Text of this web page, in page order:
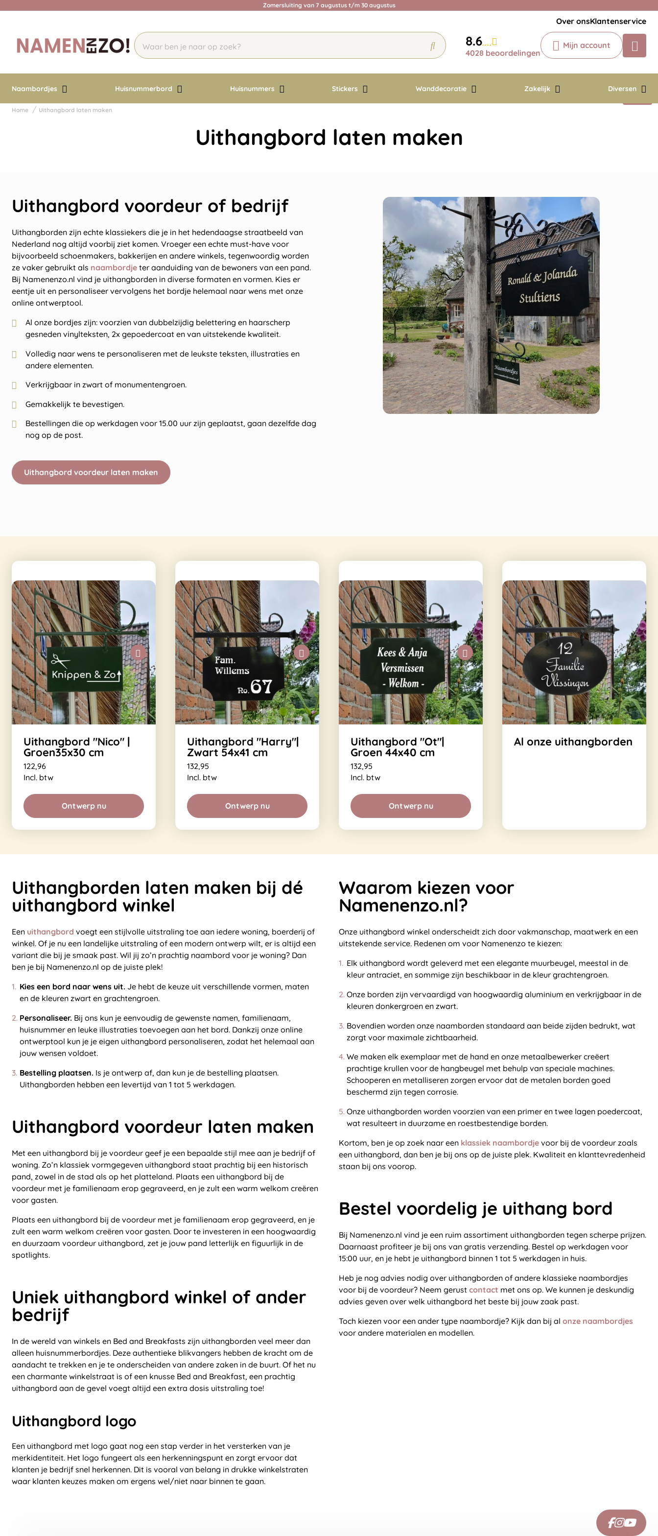
Zomersluiting van 7 augustus t/m 30 augustus
Over onsKlantenservice
8.6
4028 beoordelingen
Mijn account
Naambordjes Huisnummerbord Huisnummers Stickers Wanddecoratie Zakelijk Diversen
Chatbot
Chat 24/7 met onze chatbot voor
Contact
Home Uithangbord laten maken
Uithangbord laten maken
Uithangbord voordeur of bedrijf
Uithangborden zijn echte klassiekers die je in het hedendaagse straatbeeld van
Nederland nog altijd voorbij ziet komen. Vroeger een echte must-have voor
bijvoorbeeld schoenmakers, bakkerijen en andere winkels, tegenwoordig worden
ze vaker gebruikt als naambordje ter aanduiding van de bewoners van een pand.
Bij Namenenzo.nl vind je uithangborden in diverse formaten en vormen. Kies er
eentje uit en personaliseer vervolgens het bordje helemaal naar wens met onze
online ontwerptool.
Al onze bordjes zijn: voorzien van dubbelzijdig belettering en haarscherp
gesneden vinylteksten, 2x gepoedercoat en van uitstekende kwaliteit.
Volledig naar wens te personaliseren met de leukste teksten, illustraties en
andere elementen.
Verkrijgbaar in zwart of monumentengroen.
Gemakkelijk te bevestigen.
Bestellingen die op werkdagen voor 15.00 uur zijn geplaatst, gaan dezelfde dag
nog op de post.
Uithangbord voordeur laten maken
Uithangbord "Nico" |
Groen35x30 cm
122,96
Incl. btw
Ontwerp nu
Uithangbord "Harry"|
Zwart 54x41 cm
132,95
Incl. btw
Ontwerp nu
Uithangbord "Ot"|
Groen 44x40 cm
132,95
Incl. btw
Ontwerp nu
Al onze uithangborden
Uithangborden laten maken bij dé
uithangbord winkel
Een uithangbord voegt een stijlvolle uitstraling toe aan iedere woning, boerderij of
winkel. Of je nu een landelijke uitstraling of een modern ontwerp wilt, er is altijd een
variant die bij je smaak past. Wil jij zo’n prachtig naambord voor je woning? Dan
ben je bij Namenenzo.nl op de juiste plek!
Kies een bord naar wens uit. Je hebt de keuze uit verschillende vormen, maten
en de kleuren zwart en grachtengroen.
Personaliseer. Bij ons kun je eenvoudig de gewenste namen, familienaam,
huisnummer en leuke illustraties toevoegen aan het bord. Dankzij onze online
ontwerptool kun je je eigen uithangbord personaliseren, zodat het helemaal aan
jouw wensen voldoet.
Bestelling plaatsen. Is je ontwerp af, dan kun je de bestelling plaatsen.
Uithangborden hebben een levertijd van 1 tot 5 werkdagen.
Uithangbord voordeur laten maken
Met een uithangbord bij je voordeur geef je een bepaalde stijl mee aan je bedrijf of
woning. Zo’n klassiek vormgegeven uithangbord staat prachtig bij een historisch
pand, zowel in de stad als op het platteland. Plaats een uithangbord bij de
voordeur met je familienaam erop gegraveerd, en je zult een warm welkom creëren
voor gasten.
Plaats een uithangbord bij de voordeur met je familienaam erop gegraveerd, en je
zult een warm welkom creëren voor gasten. Door te investeren in een hoogwaardig
en duurzaam voordeur uithangbord, zet je jouw pand letterlijk en figuurlijk in de
spotlights.
Uniek uithangbord winkel of ander
bedrijf
In de wereld van winkels en Bed and Breakfasts zijn uithangborden veel meer dan
alleen huisnummerbordjes. Deze authentieke blikvangers hebben de kracht om de
aandacht te trekken en je te onderscheiden van andere zaken in de buurt. Of het nu
een charmante winkelstraat is of een knusse Bed and Breakfast, een prachtig
uithangbord aan de gevel voegt altijd een extra dosis uitstraling toe!
Uithangbord logo
Een uithangbord met logo gaat nog een stap verder in het versterken van je
merkidentiteit. Het logo fungeert als een herkenningspunt en zorgt ervoor dat
klanten je bedrijf snel herkennen. Dit is vooral van belang in drukke winkelstraten
waar klanten keuzes maken om ergens wel/niet naar binnen te gaan.
Waarom kiezen voor
Namenenzo.nl?
Onze uithangbord winkel onderscheidt zich door vakmanschap, maatwerk en een
uitstekende service. Redenen om voor Namenenzo te kiezen:
Elk uithangbord wordt geleverd met een elegante muurbeugel, meestal in de
kleur antraciet, en sommige zijn beschikbaar in de kleur grachtengroen.
Onze borden zijn vervaardigd van hoogwaardig aluminium en verkrijgbaar in de
kleuren donkergroen en zwart.
Bovendien worden onze naamborden standaard aan beide zijden bedrukt, wat
zorgt voor maximale zichtbaarheid.
We maken elk exemplaar met de hand en onze metaalbewerker creëert
prachtige krullen voor de hangbeugel met behulp van speciale machines.
Schooperen en metalliseren zorgen ervoor dat de metalen borden goed
beschermd zijn tegen corrosie.
Onze uithangborden worden voorzien van een primer en twee lagen poedercoat,
wat resulteert in duurzame en roestbestendige borden.
Kortom, ben je op zoek naar een klassiek naambordje voor bij de voordeur zoals
een uithangbord, dan ben je bij ons op de juiste plek. Kwaliteit en klanttevredenheid
staan bij ons voorop.
Bestel voordelig je uithang bord
Bij Namenenzo.nl vind je een ruim assortiment uithangborden tegen scherpe prijzen.
Daarnaast profiteer je bij ons van gratis verzending. Bestel op werkdagen voor
15:00 uur, en je hebt je uithangbord binnen 1 tot 5 werkdagen in huis.
Heb je nog advies nodig over uithangborden of andere klassieke naambordjes
voor bij de voordeur? Neem gerust contact met ons op. We kunnen je deskundig
advies geven over welk uithangbord het beste bij jouw zaak past.
Toch kiezen voor een ander type naambordje? Kijk dan bij al onze naambordjes
voor andere materialen en modellen.